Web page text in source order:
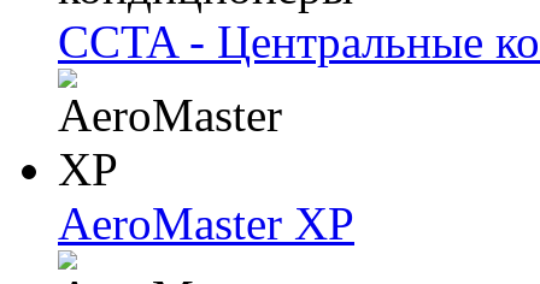
CCTA - Центральные
AeroMaster XP